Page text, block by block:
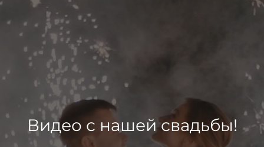
Видео с нашей свадьбы!